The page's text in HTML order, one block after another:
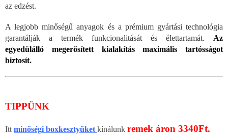
az edzést.
A legjobb minőségű anyagok és a prémium gyártási technológia
garantálják a termék funkcionalitását és élettartamát. Az
egyedülálló megerősített kialakítás maximális tartósságot
biztosít.
TIPPÜNK
Itt minőségi boxkesztyűket kínálunk remek áron 3340Ft.